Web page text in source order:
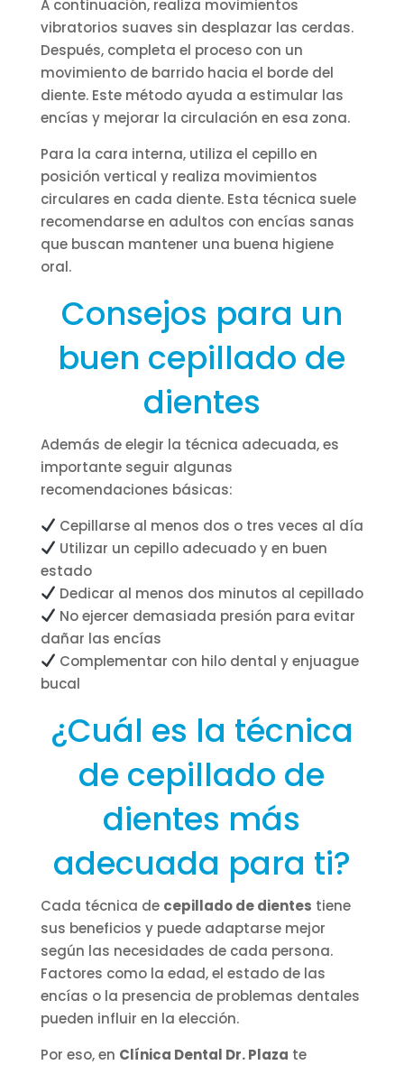
A continuación, realiza movimientos
vibratorios suaves sin desplazar las cerdas.
Después, completa el proceso con un
movimiento de barrido hacia el borde del
diente. Este método ayuda a estimular las
encías y mejorar la circulación en esa zona.
Para la cara interna, utiliza el cepillo en
posición vertical y realiza movimientos
circulares en cada diente. Esta técnica suele
recomendarse en adultos con encías sanas
que buscan mantener una buena higiene
oral.
Consejos para un
buen cepillado de
dientes
Además de elegir la técnica adecuada, es
importante seguir algunas
recomendaciones básicas:
Cepillarse al menos dos o tres veces al día
Utilizar un cepillo adecuado y en buen
estado
Dedicar al menos dos minutos al cepillado
No ejercer demasiada presión para evitar
dañar las encías
Complementar con hilo dental y enjuague
bucal
¿Cuál es la técnica
de cepillado de
dientes más
adecuada para ti?
Cada técnica de cepillado de dientes tiene
sus beneficios y puede adaptarse mejor
según las necesidades de cada persona.
Factores como la edad, el estado de las
encías o la presencia de problemas dentales
pueden influir en la elección.
Por eso, en Clínica Dental Dr. Plaza te